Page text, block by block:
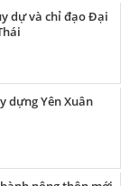
dự và chỉ đạo Đại
dựng Yên Xuân